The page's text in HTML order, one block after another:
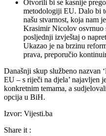
Otvorili bi se kasnije
metodologiji EU. Dalo bi
našu stvarnost, koja nam
Krasimir Nicolov osvrnuo
posljednji izvještaj o
Ukazao je na brzinu
prava, preporučio
Današnji skup službeno nazvan
EU – s riječi na djela’ najavljen
konkretnim temama, a
opcija u BiH.
Izvor: Vijesti.ba
Share it :